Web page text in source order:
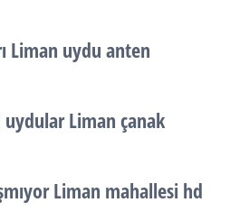
Liman uydu anten
Liman çanak
Liman mahallesi hd